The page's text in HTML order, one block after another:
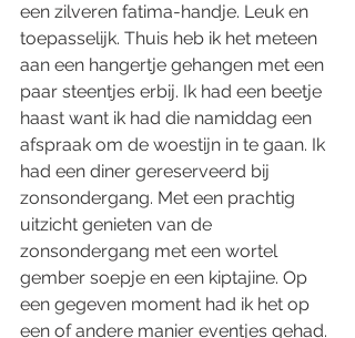
een zilveren fatima-handje. Leuk en
toepasselijk. Thuis heb ik het meteen
aan een hangertje gehangen met een
paar steentjes erbij. Ik had een beetje
haast want ik had die namiddag een
afspraak om de woestijn in te gaan. Ik
had een diner gereserveerd bij
zonsondergang. Met een prachtig
uitzicht genieten van de
zonsondergang met een wortel
gember soepje en een kiptajine. Op
een gegeven moment had ik het op
een of andere manier eventjes gehad.